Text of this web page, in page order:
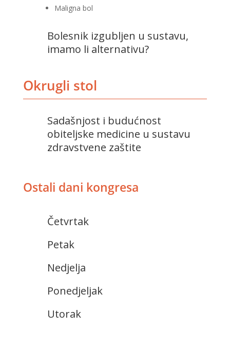
Maligna bol
Bolesnik izgubljen u sustavu,
imamo li alternativu?
Okrugli stol
Sadašnjost i budućnost
obiteljske medicine u sustavu
zdravstvene zaštite
Ostali dani kongresa
Četvrtak
Petak
Nedjelja
Ponedjeljak
Utorak